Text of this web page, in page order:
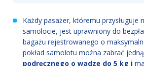
Każdy pasażer, któremu przysługuje
samolocie, jest uprawniony do
bagażu rejestrowanego o
pokład samolotu można zabrać
podręcznego o wadze do 5 kg i